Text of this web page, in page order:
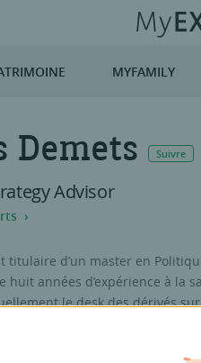
MYFAMILY
Demets Suivre
Advisor
titulaire d’un master en
huit années d’expérience à la
le desk des dérivés